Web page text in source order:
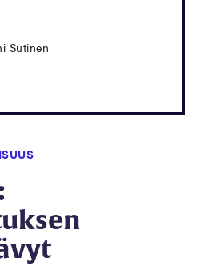
Sutinen